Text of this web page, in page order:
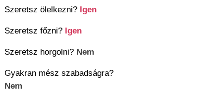
Szeretsz ölelkezni? Igen
Szeretsz főzni? Igen
Szeretsz horgolni? Nem
Gyakran mész szabadságra?
Nem